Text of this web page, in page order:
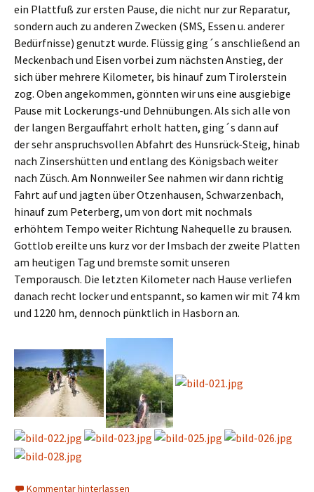
ein Plattfuß zur ersten Pause, die nicht nur zur Reparatur,
sondern auch zu anderen Zwecken (SMS, Essen u. anderer
Bedürfnisse) genutzt wurde. Flüssig ging´s anschließend an
Meckenbach und Eisen vorbei zum nächsten Anstieg, der
sich über mehrere Kilometer, bis hinauf zum Tirolerstein
zog. Oben angekommen, gönnten wir uns eine ausgiebige
Pause mit Lockerungs-und Dehnübungen. Als sich alle von
der langen Bergauffahrt erholt hatten, ging´s dann auf
der sehr anspruchsvollen Abfahrt des Hunsrück-Steig, hinab
nach Zinsershütten und entlang des Königsbach weiter
nach Züsch. Am Nonnweiler See nahmen wir dann richtig
Fahrt auf und jagten über Otzenhausen, Schwarzenbach,
hinauf zum Peterberg, um von dort mit nochmals
erhöhtem Tempo weiter Richtung Nahequelle zu brausen.
Gottlob ereilte uns kurz vor der Imsbach der zweite Platten
am heutigen Tag und bremste somit unseren
Temporausch. Die letzten Kilometer nach Hause verliefen
danach recht locker und entspannt, so kamen wir mit 74 km
und 1220 hm, dennoch pünktlich in Hasborn an.
Kommentar hinterlassen